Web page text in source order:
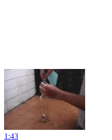
1:43